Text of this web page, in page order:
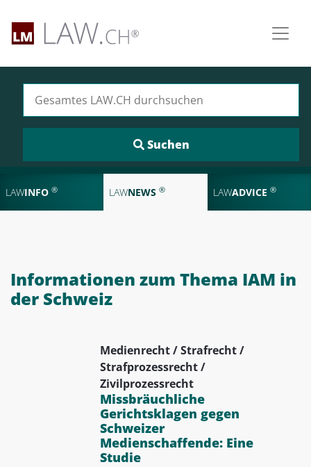
LAWINFO ® LAWNEWS ® LAWADVICE ®
Informationen zum Thema IAM in
der Schweiz
Medienrecht / Strafrecht /
Strafprozessrecht /
Zivilprozessrecht
Missbräuchliche
Gerichtsklagen gegen
Schweizer
Medienschaffende: Eine
Studie